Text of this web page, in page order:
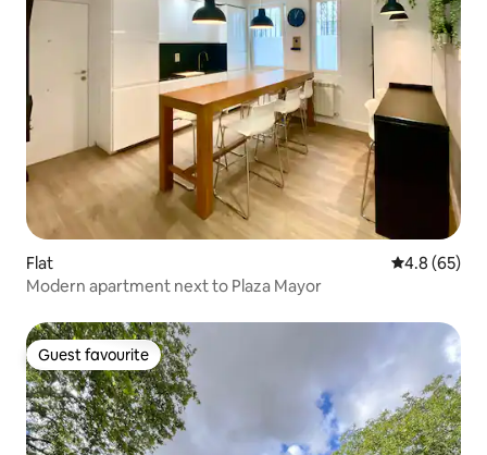
Flat 4.8 out of 5
4.8 (65)
Modern apartment next to Plaza Mayor
Guest favourite
Guest favourite